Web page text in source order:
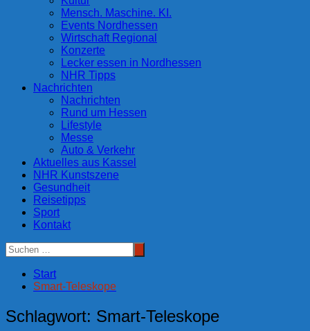
Mensch. Maschine. KI.
Events Nordhessen
Wirtschaft Regional
Konzerte
Lecker essen in Nordhessen
NHR Tipps
Nachrichten
Nachrichten
Rund um Hessen
Lifestyle
Messe
Auto & Verkehr
Aktuelles aus Kassel
NHR Kunstszene
Gesundheit
Reisetipps
Sport
Kontakt
Start
Smart-Teleskope
Schlagwort: Smart-Teleskope